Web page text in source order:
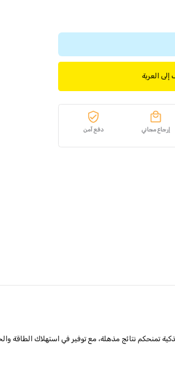
العربة
إرجاع مجاني دفع آمن
تمنحكم نتائج مذهلة، مع توفير في استهلاك الطاقة